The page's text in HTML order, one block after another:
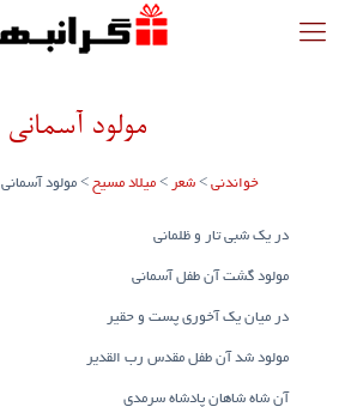
مولود آسمانی
خواندنی> شعر > میلاد مسیح> مولود آسمانی
در یک شبی تار و ظلمانی
مولود گشت آن طفل آسمانی
در میان یک آخوری پست و حقیر
مولود شد آن طفل مقدس رب القدیر
آن شاه شاهان پادشاه سرمدی